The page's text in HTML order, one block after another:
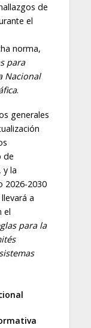
de
el
norma,
para
Nacional
.
generales
de
, y la
2026-2030
a
el
para la